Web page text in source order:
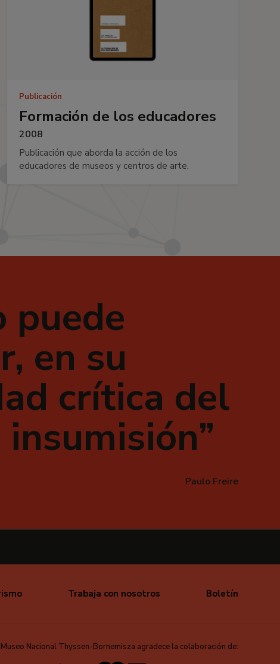
Publicación
Formación de los educadores
2008
Publicación que aborda la acción de los
educadores de museos y centros de arte.
puede
en su
crítica del
Paulo Freire
Trabaja con nosotros Boletín
Museo Nacional Thyssen-Bornemisza agradece la colaboración de: